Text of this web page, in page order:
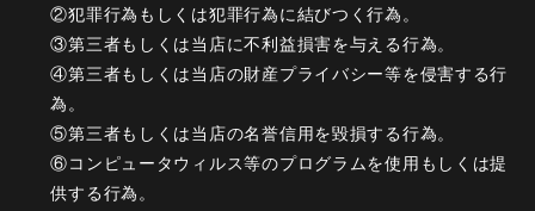
②犯罪行為もしくは犯罪行為に結びつく行為。
③第三者もしくは当店に不利益損害を与える行為。
④第三者もしくは当店の財産プライバシー等を侵害する行
為。
⑤第三者もしくは当店の名誉信用を毀損する行為。
⑥コンピュータウィルス等のプログラムを使用もしくは提
供する行為。